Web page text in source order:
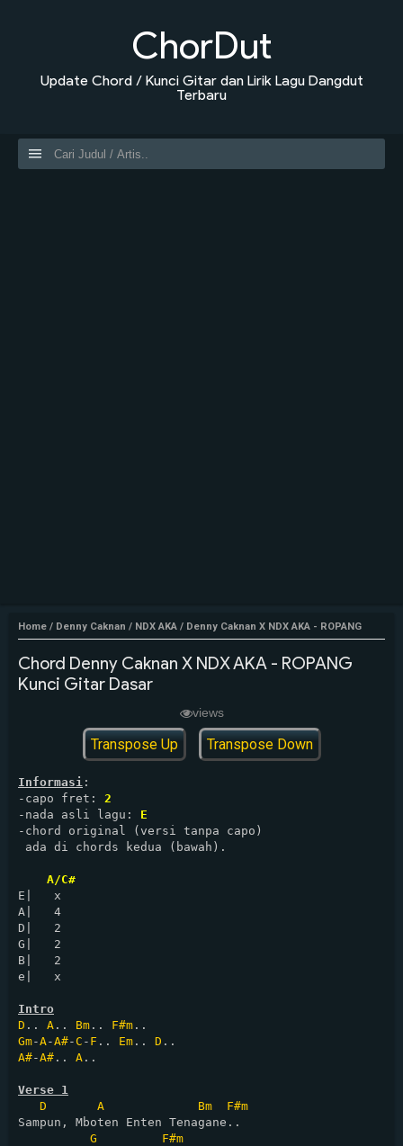
ChorDut
Update Chord / Kunci Gitar dan Lirik Lagu Dangdut
Terbaru
Home / Denny Caknan / NDX AKA / Denny Caknan X NDX AKA - ROPANG
Chord Denny Caknan X NDX AKA - ROPANG
Kunci Gitar Dasar
views
Transpose Up Transpose Down
Informasi :
-capo fret: 2
-nada asli lagu: E
-chord original (versi tanpa capo)
ada di chords kedua (bawah).
A/C#
E|   x
A|   4
D|   2
G|   2
B|   2
e|   x
Intro
D .. A .. Bm .. F#m
Gm-A-A#-C - F .. Em .. D
A#-A# .. A ..
Verse 1
D
A Bm
F#m
Sampun, Mboten Enten Tenagane..
G
F#m